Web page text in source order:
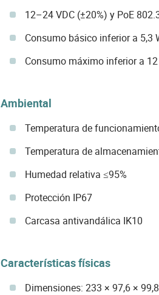
12–24 VDC (±20%) y PoE
Consumo básico inferior a 5,3
Consumo máximo inferior a 12
Ambiental
Temperatura de
Temperatura de
Humedad relativa ≤95%
Protección IP67
Carcasa antivandálica IK10
Características físicas
Dimensiones: 233 × 97,6 ×